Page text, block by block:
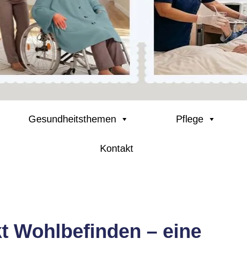
Gesundheitsthemen Pflege
Kontakt
Wohlbefinden – eine